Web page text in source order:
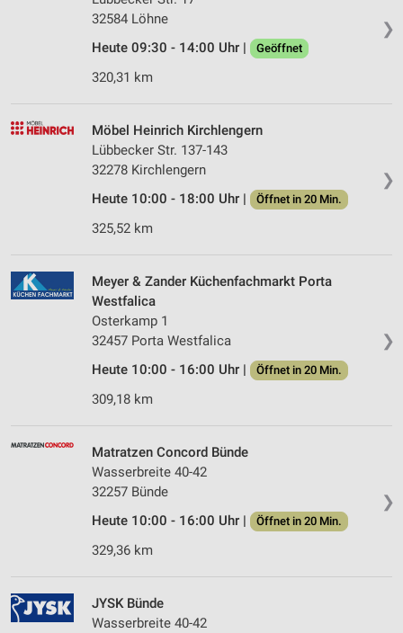
❯
32584 Löhne
Heute 09:30 - 14:00 Uhr |
Geöffnet
320,31 km
❯
Möbel Heinrich Kirchlengern
Lübbecker Str. 137-143
32278 Kirchlengern
Heute 10:00 - 18:00 Uhr |
Öffnet in 20 Min.
325,52 km
❯
Meyer & Zander Küchenfachmarkt Porta
Westfalica
Osterkamp 1
32457 Porta Westfalica
Heute 10:00 - 16:00 Uhr |
Öffnet in 20 Min.
309,18 km
❯
Matratzen Concord Bünde
Wasserbreite 40-42
32257 Bünde
Heute 10:00 - 16:00 Uhr |
Öffnet in 20 Min.
329,36 km
JYSK Bünde
Wasserbreite 40-42